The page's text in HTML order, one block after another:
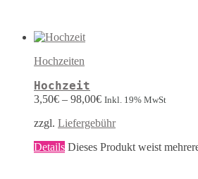
Hochzeiten
Hochzeit
3,50€ – 98,00€ Inkl. 19% MwSt
zzgl. Liefergebühr
Details Dieses Produkt weist